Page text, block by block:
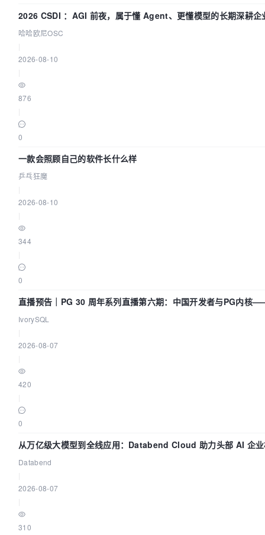
2026 CSDI ：AGI 前夜，属于懂 Agent、更懂模型的长期深耕企
哈哈欧尼OSC
2026-08-10
876
0
一款会照顾自己的软件长什么样
乒乓狂魔
2026-08-10
344
0
直播预告｜PG 30 周年系列直播第六期：中国开发者与PG内核
IvorySQL
2026-08-07
420
0
从万亿级大模型到全线应用：Databend Cloud 助力头部 AI 企
Databend
2026-08-07
310